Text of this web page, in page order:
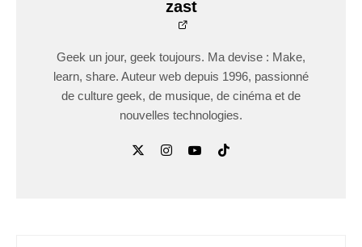
zast
Geek un jour, geek toujours. Ma devise : Make,
learn, share. Auteur web depuis 1996, passionné
de culture geek, de musique, de cinéma et de
nouvelles technologies.